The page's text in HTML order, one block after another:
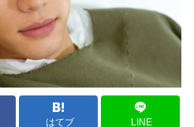
はてブ
LINE